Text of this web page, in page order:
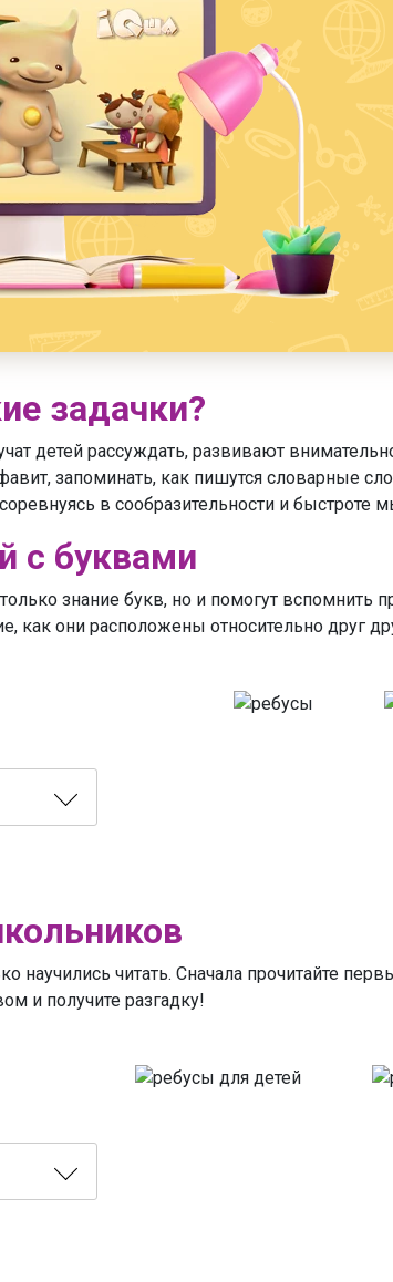
задачки?
детей рассуждать, развивают
запоминать, как пишутся словарные
в сообразительности и быстроте
с буквами
знание букв, но и помогут вспомнить
как они расположены относительно друг
научились читать. Сначала прочитайте
и получите разгадку!